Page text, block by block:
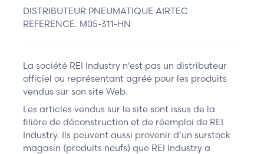
DISTRIBUTEUR PNEUMATIQUE AIRTEC
REFERENCE. M05-311-HN
La société REI Industry n'est pas un distributeur
officiel ou représentant agréé pour les produits
vendus sur son site Web.
Les articles vendus sur le site sont issus de la
filière de déconstruction et de réemploi de REI
Industry. Ils peuvent aussi provenir d’un surstock
magasin (produits neufs) que REI Industry a